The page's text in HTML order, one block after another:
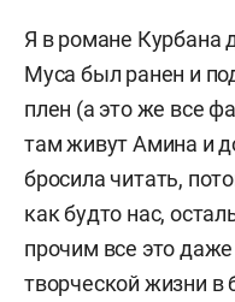
Я в романе Курбана
Муса был ранен и
плен (а это же все
там живут Амина и
бросила читать,
как будто нас,
прочим все это
творческой жизни в